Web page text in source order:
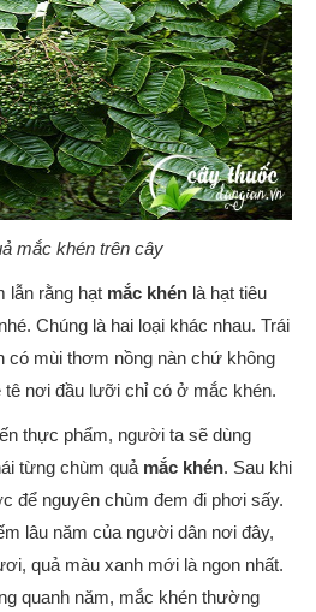
mắc khén trên cây
lẫn rằng hạt mắc khén là hạt tiêu
Chúng là hai loại khác nhau. Trái
có mùi thơm nồng nàn chứ không
tê nơi đầu lưỡi chỉ có ở mắc khén.
thực phẩm, người ta sẽ dùng
từng chùm quả mắc khén. Sau khi
để nguyên chùm đem đi phơi sấy.
lâu năm của người dân nơi đây,
quả màu xanh mới là ngon nhất.
quanh năm, mắc khén thường